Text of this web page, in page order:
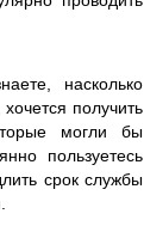
насколько
получить
могли бы
пользуетесь
срок службы